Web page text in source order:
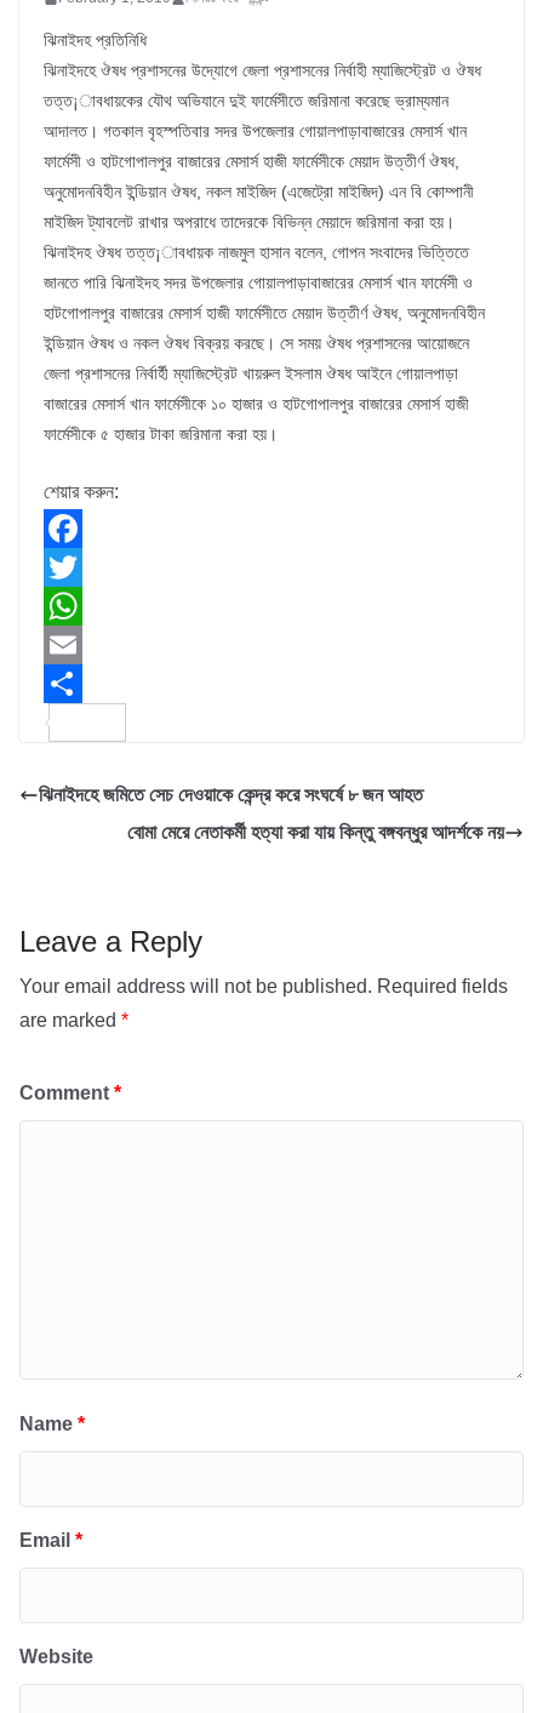
ঝিনাইদহ প্রতিনিধি
ঝিনাইদহে ঔষধ প্রশাসনের উদ্যোগে জেলা প্রশাসনের নির্বাহী ম্যাজিস্ট্রেট ও ঔষধ
তত্ত¡াবধায়কের যৌথ অভিযানে দুই ফার্মেসীতে জরিমানা করেছে ভ্রাম্যমান
আদালত। গতকাল বৃহস্পতিবার সদর উপজেলার গোয়ালপাড়াবাজারের মেসার্স খান
ফার্মেসী ও হাটগোপালপুর বাজারের মেসার্স হাজী ফার্মেসীকে মেয়াদ উত্তীর্ণ ঔষধ,
অনুমোদনবিহীন ইন্ডিয়ান ঔষধ, নকল মাইজিদ (এজেট্রো মাইজিদ) এন বি কোম্পানী
মাইজিদ ট্যাবলেট রাখার অপরাধে তাদেরকে বিভিন্ন মেয়াদে জরিমানা করা হয়।
ঝিনাইদহ ঔষধ তত্ত¡াবধায়ক নাজমুল হাসান বলেন, গোপন সংবাদের ভিত্তিতে
জানতে পারি ঝিনাইদহ সদর উপজেলার গোয়ালপাড়াবাজারের মেসার্স খান ফার্মেসী ও
হাটগোপালপুর বাজারের মেসার্স হাজী ফার্মেসীতে মেয়াদ উত্তীর্ণ ঔষধ, অনুমোদনবিহীন
ইন্ডিয়ান ঔষধ ও নকল ঔষধ বিক্রয় করছে। সে সময় ঔষধ প্রশাসনের আয়োজনে
জেলা প্রশাসনের নির্বার্হী ম্যাজিস্ট্রেট খায়রুল ইসলাম ঔষধ আইনে গোয়ালপাড়া
বাজারের মেসার্স খান ফার্মেসীকে ১০ হাজার ও হাটগোপালপুর বাজারের মেসার্স হাজী
ফার্মেসীকে ৫ হাজার টাকা জরিমানা করা হয়।
শেয়ার করুন:
F
a
c
e
b
o
T
w
t
e
W
h
a
s
E
m
i
a
r
ঝিনাইদহে জমিতে সেচ দেওয়াকে কেন্দ্র করে সংঘর্ষে ৮ জন আহত
বোমা মেরে নেতাকর্মী হত্যা করা যায় কিন্তু বঙ্গবন্ধুর আদর্শকে নয়
Leave a Reply
Your email address will not be published. Required fields
are marked *
Comment *
Name *
Email *
Website